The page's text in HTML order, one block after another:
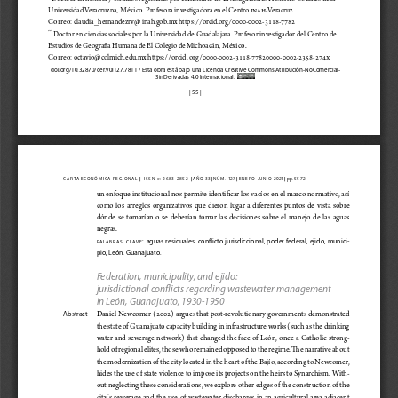
Universidad Veracruzna , México . Profesora investigadora en el Centro inah-Veracruz.
Correo: claudia_hernandezrv@ inah.gob.mx https://orcid.org/0000-0002-3118-7782
** Doctor en ciencias sociales por la Universidad de Guadalajara. Profesor investigador del Centro de
Estudios de Geografía Humana de El Colegio de Michoacán , México
Correo: octavio@colmich.edu.mx https://orcid. org/0000-0002-3118-77820000-0002-2358-274X
doi.org/10.32870/cer.v0i127.7811 / Esta obra está bajo una Licencia Creative Commons Atribución-NoComercial-
SinDerivadas 4.0 Internacional.
| 55 |
carta económica regional |
  issn-
e: 2683-2852 | a ñ o   33 | n ú m .   127 | enero-junio 2021 | pp. 55-72
un enfoque institucional nos permite identificar los vacíos en el marco normativo, así
como  los  arreglos  organizativos  que  dieron  lugar  a  diferentes  puntos  de  vista  sobre
dónde  se  tomarían  o  se  deberían  tomar  las  decisiones  sobre  el  manejo  de  las  aguas
negras.
PAl A b r A s c l A Ve: aguas residuales, conflicto jurisdiccional, poder federal, ejido, munici-
pio, León, Guanajuato.
Federation, municipality, and ejido:
jurisdictional conflicts regarding wastewater management
in León, Guanajuato, 1930-1950
Abstract
Daniel Newcomer (2002) argues that post-revolutionary governments demonstrated
the state of Guanajuato capacity building in infrastructure works (such as the drinking
water and sewerage network) that changed the face of León, once a Catholic strong-
hold of regional elites, those who remained opposed to the regime. The narrative about
the modernization of the city located in the heart of the Bajío, according to Newcomer,
hides the use of state violence to impose its projects on the heirs to Synarchism. With-
out neglecting these considerations, we explore other edges of the construction of the
city’s  sewerage  and  the  use  of  wastewater  discharges  in  an  agricultural  area  adjacent